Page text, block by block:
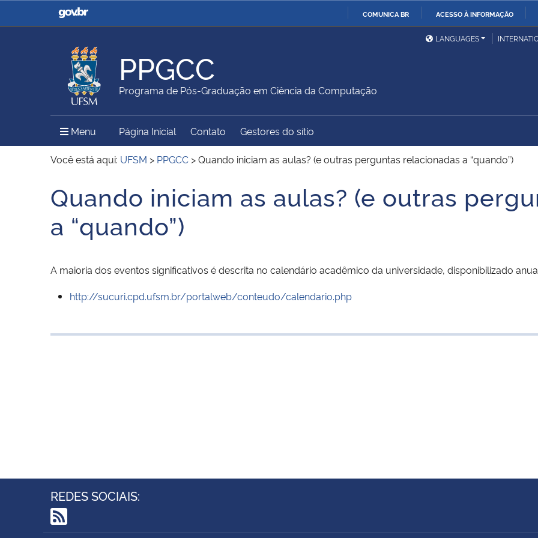
COMUNICA BR ACESSO À INFORMAÇÃO
Casa Civil
Ministério da Justiça e
Ministério da Defesa
Ministério das Relações
Exteriores
Ministério da Agricultura,
Pecuária e Abastecimento
Ministério da Educação
Ministério do Meio Ambiente Ministério do Turismo
Ministério do
Desenvolvimento Regional
União
Secretaria de Governo
Gabinete de Segurança
Institucional
Advocacia-Geral da União Banco Central do Brasil
LANGUAGES
PPGCC
Programa de Pós-Graduação em Ciência da Computação
Menu Menu Principal do Sítio
Página Inicial Contato Gestores do sítio
Você está aqui: UFSM > PPGCC >Quando iniciam as aulas? (e outras perguntas relacionadas a “quando”)
Início do conteúdo
Quando iniciam as aulas? (e outras
a “quando”)
A maioria dos eventos significativos é descrita no calendário acadêmico da universidade, disponibilizado
http://sucuri.cpd.ufsm.br/portalweb/conteudo/calendario.php
REDES SOCIAIS: